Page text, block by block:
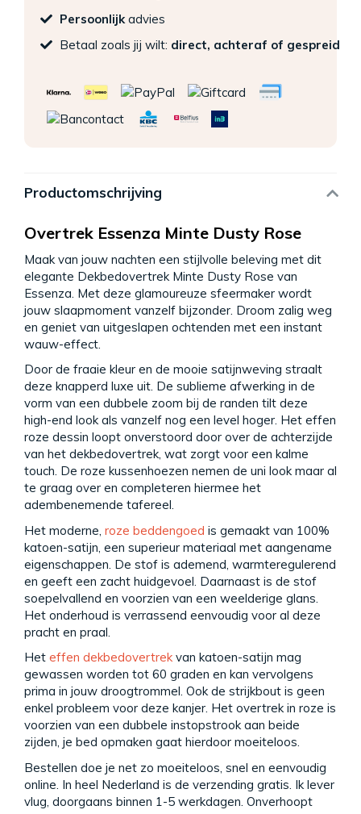
Persoonlijk advies
Betaal zoals jij wilt: direct, achteraf of gespreid
Productomschrijving
Overtrek Essenza Minte Dusty Rose
Maak van jouw nachten een stijlvolle beleving met dit
elegante Dekbedovertrek Minte Dusty Rose van
Essenza. Met deze glamoureuze sfeermaker wordt
jouw slaapmoment vanzelf bijzonder. Droom zalig weg
en geniet van uitgeslapen ochtenden met een instant
wauw-effect.
Door de fraaie kleur en de mooie satijnweving straalt
deze knapperd luxe uit. De sublieme afwerking in de
vorm van een dubbele zoom bij de randen tilt deze
high-end look als vanzelf nog een level hoger. Het effen
roze dessin loopt onverstoord door over de achterzijde
van het dekbedovertrek, wat zorgt voor een kalme
touch. De roze kussenhoezen nemen de uni look maar al
te graag over en completeren hiermee het
adembenemende tafereel.
Het moderne, roze beddengoed is gemaakt van 100%
katoen-satijn, een superieur materiaal met aangename
eigenschappen. De stof is ademend, warmteregulerend
en geeft een zacht huidgevoel. Daarnaast is de stof
soepelvallend en voorzien van een weelderige glans.
Het onderhoud is verrassend eenvoudig voor al deze
pracht en praal.
Het effen dekbedovertrekvan katoen-satijn mag
gewassen worden tot 60 graden en kan vervolgens
prima in jouw droogtrommel. Ook de strijkbout is geen
enkel probleem voor deze kanjer. Het overtrek in roze is
voorzien van een dubbele instopstrook aan beide
zijden, je bed opmaken gaat hierdoor moeiteloos.
Bestellen doe je net zo moeiteloos, snel en eenvoudig
online. In heel Nederland is de verzending gratis. Ik lever
vlug, doorgaans binnen 1-5 werkdagen. Onverhoopt